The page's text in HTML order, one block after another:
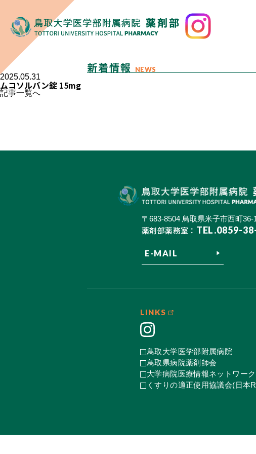
新着情報 NEWS
2025.05.31
ムコソルバン錠 15mg
記事一覧へ
〒683-8504 鳥取県米子市西町36-
薬剤部薬務室： TEL.0859-
E-MAIL
LINKS
鳥取大学医学部附属病院
鳥取県病院薬剤師会
大学病院医療情報ネットワー
くすりの適正使用協議会(日本